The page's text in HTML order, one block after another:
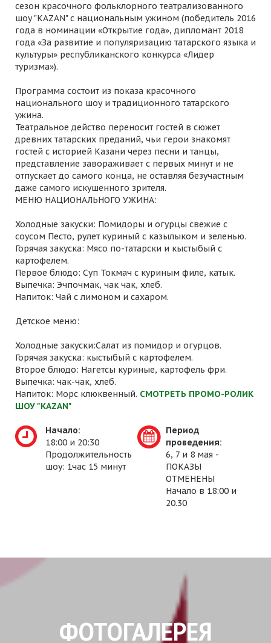
сезон красочного фольклорного театрализованного
шоу "KAZAN" с национальным ужином (победитель 2016
года в номинации «Открытие года», дипломант 2018
года «За развитие и популяризацию татарского языка и
культуры» республиканского конкурса «Лидер
туризма»).
Программа состоит из показа красочного
национального шоу и традиционного татарского
ужина.
Театральное действо переносит гостей в сюжет
древних татарских преданий, чьи герои знакомят
гостей с историей Казани через песни и танцы,
представление завораживает с первых минут и не
отпускает до самого конца, не оставляя безучастным
даже самого искушенного зрителя.
МЕНЮ НАЦИОНАЛЬНОГО УЖИНА:
Холодные закуски: Помидоры и огурцы свежие с
соусом Песто, рулет куриный с казылыком и зеленью.
Горячая закуска: Мясо по-татарски и кыстыбый с
картофелем.
Первое блюдо: Суп Токмач с куриным филе, катык.
Выпечка: Эчпочмак, чак чак, хлеб.
Напиток: Чай с лимоном и сахаром.
Детское меню:
Холодные закуски:Салат из помидор и огурцов.
Горячая закуска: кыстыбый с картофелем.
Второе блюдо: Нагетсы куриные, картофель фри.
Выпечка: чак-чак, хлеб.
Напиток: Морс клюквенный. СМОТРЕТЬ ПРОМО-РОЛИК
ШОУ "KAZAN"
Начало:
18:00 и 20:30
Продолжительность
шоу: 1час 15 минут
Период
проведения:
6, 7 и 8 мая -
ПОКАЗЫ
ОТМЕНЕНЫ
Начало в 18:00 и
20.30
ФОТОГАЛЕРЕЯ